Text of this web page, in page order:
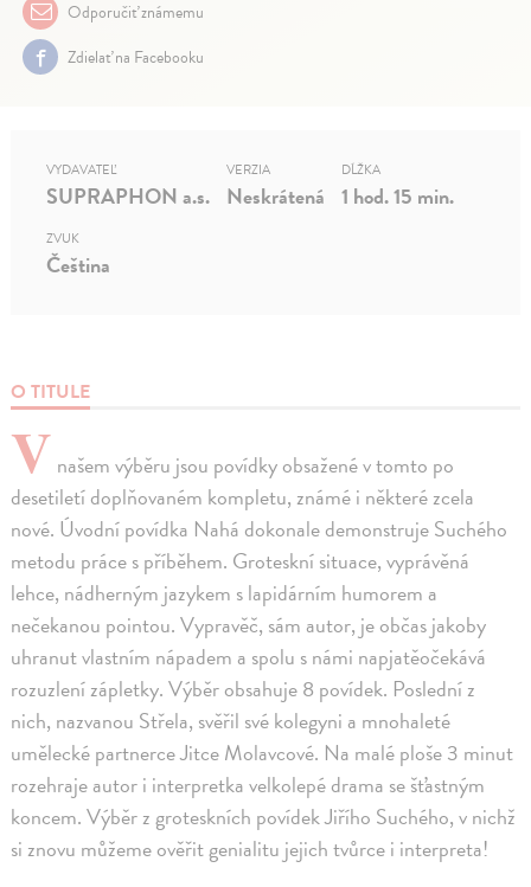
Odporučiť známemu
Zdielať na Facebooku
O TITULE
V našem výběru jsou povídky obsažené v tomto po
desetiletí doplňovaném kompletu, známé i některé zcela
nové. Úvodní povídka Nahá dokonale demonstruje Suchého
metodu práce s příběhem. Groteskní situace, vyprávěná
lehce, nádherným jazykem s lapidárním humorem a
nečekanou pointou. Vypravěč, sám autor, je občas jakoby
uhranut vlastním nápadem a spolu s námi napjatěočekává
rozuzlení zápletky. Výběr obsahuje 8 povídek. Poslední z
nich, nazvanou Střela, svěřil své kolegyni a mnohaleté
umělecké partnerce Jitce Molavcové. Na malé ploše 3 minut
rozehraje autor i interpretka velkolepé drama se šťastným
koncem. Výběr z groteskních povídek Jiřího Suchého, v nichž
si znovu můžeme ověřit genialitu jejich tvůrce i interpreta!
VYDAVATEĽ
SUPRAPHON a.s.
VERZIA
Neskrátená
DĹŽKA
1 hod. 15 min.
ZVUK
Čeština